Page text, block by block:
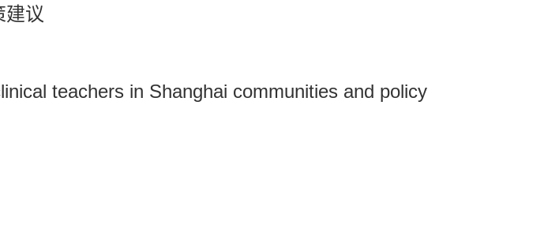
建议
teachers in Shanghai communities and policy